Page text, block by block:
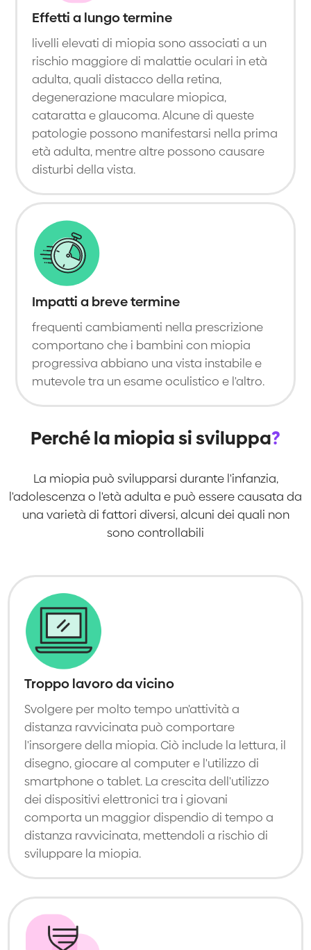
Effetti a lungo termine
livelli elevati di miopia sono associati a un
rischio maggiore di malattie oculari in età
adulta, quali distacco della retina,
degenerazione maculare miopica,
cataratta e glaucoma. Alcune di queste
patologie possono manifestarsi nella prima
età adulta, mentre altre possono causare
disturbi della vista.
Impatti a breve termine
frequenti cambiamenti nella prescrizione
comportano che i bambini con miopia
progressiva abbiano una vista instabile e
mutevole tra un esame oculistico e l'altro.
Perché la miopia si sviluppa?
La miopia può svilupparsi durante l'infanzia,
l'adolescenza o l'età adulta e può essere causata da
una varietà di fattori diversi, alcuni dei quali non
sono controllabili
Troppo lavoro da vicino
Svolgere per molto tempo un'attività a
distanza ravvicinata può comportare
l'insorgere della miopia. Ciò include la lettura, il
disegno, giocare al computer e l'utilizzo di
smartphone o tablet. La crescita dell'utilizzo
dei dispositivi elettronici tra i giovani
comporta un maggior dispendio di tempo a
distanza ravvicinata, mettendoli a rischio di
sviluppare la miopia.